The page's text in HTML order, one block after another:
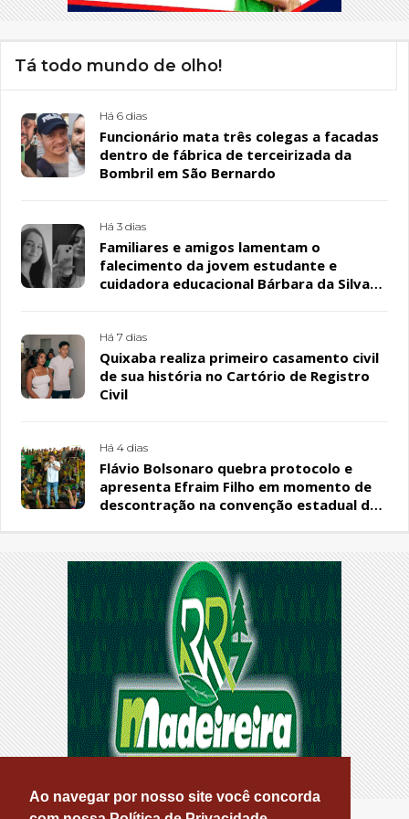
Ao navegar por nosso site você concorda
Tá todo mundo de olho!
Há 6 dias
Funcionário mata três colegas a facadas
dentro de fábrica de terceirizada da
Bombril em São Bernardo
Há 3 dias
Familiares e amigos lamentam o
falecimento da jovem estudante e
cuidadora educacional Bárbara da Silva
Há 7 dias
Quixaba realiza primeiro casamento civil
de sua história no Cartório de Registro
Civil
Há 4 dias
Flávio Bolsonaro quebra protocolo e
apresenta Efraim Filho em momento de
descontração na convenção estadual do